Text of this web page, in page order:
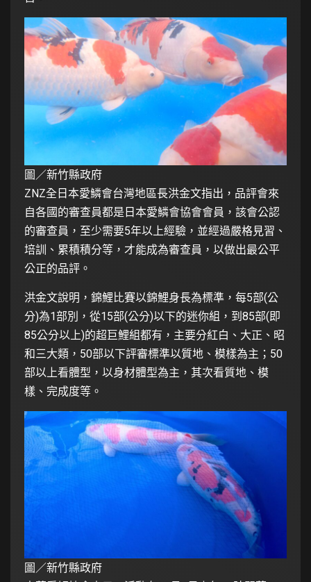
圖／新竹縣政府
ZNZ全日本愛鱗會台灣地區長洪金文指出，品評會來
自各國的審查員都是日本愛鱗會協會會員，該會公認
的審查員，至少需要5年以上經驗，並經過嚴格見習、
培訓、累積積分等，才能成為審查員，以做出最公平
公正的品評。
洪金文說明，錦鯉比賽以錦鯉身長為標準，每5部(公
分)為1部別，從15部(公分)以下的迷你組，到85部(即
85公分以上)的超巨鯉組都有，主要分紅白、大正、昭
和三大類，50部以下評審標準以質地、模樣為主；50
部以上看體型，以身材體型為主，其次看質地、模
樣、完成度等。
圖／新竹縣政府